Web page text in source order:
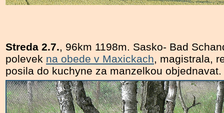
Streda 2.7., 96km 1198m. Sasko- Bad
polevek na obede v Maxickach, magistrala,
posila do kuchyne za manzelkou